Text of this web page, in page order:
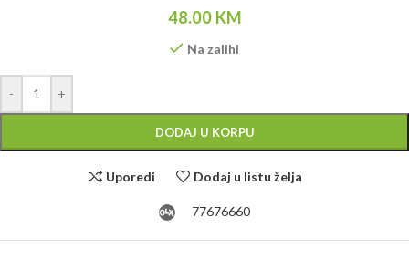
48.00 KM
Na zalihi
- +
DODAJ U KORPU
Uporedi Dodaj u listu želja
77676660